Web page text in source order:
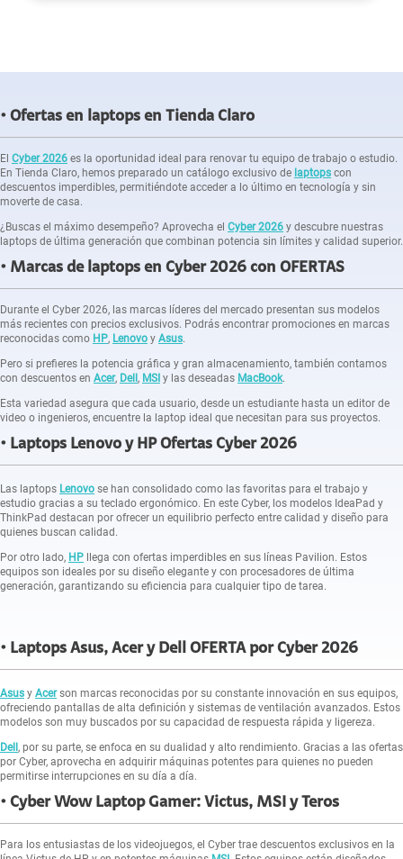
Ofertas en laptops en Tienda Claro
El Cyber 2026 es la oportunidad ideal para renovar tu equipo de trabajo o estudio.
En Tienda Claro, hemos preparado un catálogo exclusivo de laptops con
descuentos imperdibles, permitiéndote acceder a lo último en tecnología y sin
moverte de casa.
¿Buscas el máximo desempeño? Aprovecha el Cyber 2026 y descubre nuestras
laptops de última generación que combinan potencia sin límites y calidad superior.
Marcas de laptops en Cyber 2026 con OFERTAS
Durante el Cyber 2026, las marcas líderes del mercado presentan sus modelos
más recientes con precios exclusivos. Podrás encontrar promociones en marcas
reconocidas como HP, Lenovo y Asus.
Pero si prefieres la potencia gráfica y gran almacenamiento, también contamos
con descuentos en Acer, Dell, MSI y las deseadas MacBook.
Esta variedad asegura que cada usuario, desde un estudiante hasta un editor de
video o ingenieros, encuentre la laptop ideal que necesitan para sus proyectos.
Laptops Lenovo y HP Ofertas Cyber 2026
Las laptops Lenovo se han consolidado como las favoritas para el trabajo y
estudio gracias a su teclado ergonómico. En este Cyber, los modelos IdeaPad y
ThinkPad destacan por ofrecer un equilibrio perfecto entre calidad y diseño para
quienes buscan calidad.
Por otro lado, HP llega con ofertas imperdibles en sus líneas Pavilion. Estos
equipos son ideales por su diseño elegante y con procesadores de última
generación, garantizando su eficiencia para cualquier tipo de tarea.
Laptops Asus, Acer y Dell OFERTA por Cyber 2026
Asus y Acerson marcas reconocidas por su constante innovación en sus equipos,
ofreciendo pantallas de alta definición y sistemas de ventilación avanzados. Estos
modelos son muy buscados por su capacidad de respuesta rápida y ligereza.
Dell, por su parte, se enfoca en su dualidad y alto rendimiento. Gracias a las ofertas
por Cyber, aprovecha en adquirir máquinas potentes para quienes no pueden
permitirse interrupciones en su día a día.
Cyber Wow Laptop Gamer: Victus, MSI y Teros
Para los entusiastas de los videojuegos, el Cyber trae descuentos exclusivos en la